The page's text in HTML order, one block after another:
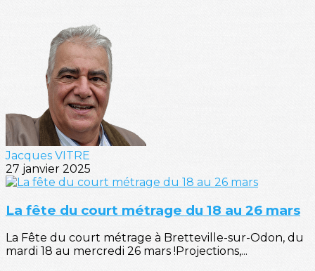
Jacques VITRE
27 janvier 2025
La fête du court métrage du 18 au 26 mars
La Fête du court métrage à Bretteville-sur-Odon, du
mardi 18 au mercredi 26 mars !Projections,...